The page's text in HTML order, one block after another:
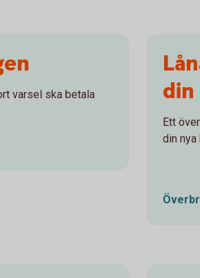
varsel ska betala
din
Ett
din nya